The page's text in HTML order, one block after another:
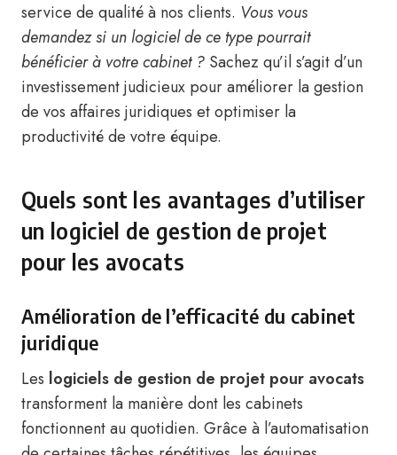
service de qualité à nos clients. Vous vous
demandez si un logiciel de ce type pourrait
bénéficier à votre cabinet ? Sachez qu’il s’agit d’un
investissement judicieux pour améliorer la gestion
de vos affaires juridiques et optimiser la
productivité de votre équipe.
Quels sont les avantages d’utiliser
un logiciel de gestion de projet
pour les avocats
Amélioration de l’efficacité du cabinet
juridique
Les logiciels de gestion de projet pour avocats
transforment la manière dont les cabinets
fonctionnent au quotidien. Grâce à l’automatisation